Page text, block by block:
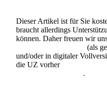
Dieser Artikel ist für Sie
braucht allerdings
können. Daher freuen wir
(als
und/oder in digitaler
die UZ vorher
.